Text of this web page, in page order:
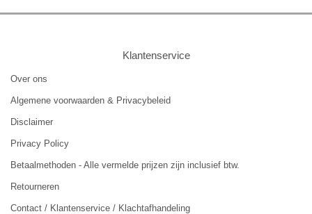
Klantenservice
Over ons
Algemene voorwaarden & Privacybeleid
Disclaimer
Privacy Policy
Betaalmethoden - Alle vermelde prijzen zijn inclusief btw.
Retourneren
Contact / Klantenservice / Klachtafhandeling